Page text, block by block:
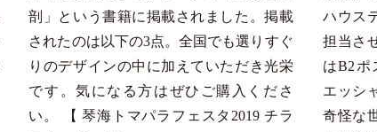
剖」という書籍に掲載されました。掲載
されたのは以下の3点。全国でも選りすぐ
りのデザインの中に加えていただき光栄
です。気になる方はぜひご購入くださ
い。 【 琴海トマパラフェスタ2019 チラ
ハウス
担当さ
はB2ポ
エッシ
奇怪な